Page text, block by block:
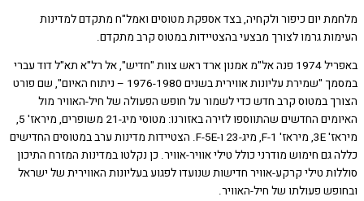
יום כיפור ולקחיה, בצד אספקת מטוסים ואמל"ח מתקדם למדינות
גרמו לצורך מבצעי בהצטיידות במטוס קרב מתקדם.
באפריל 1974 פנה אל"מ אמנון ארד ראש צוות "חדיש", אל רל"א תא"ל דוד עברי
במסמך "שמירת עליונות אווירית בשנים 1976-1980 – ניתוח האיום", שם פורט
במטוס קרב חדש כדי לשמור על חופש הפעולה של חיל-האוויר מול
האיומים החדשים שהתווספו לזירה באזורנו: מטוסי מיג-21 משופרים, מיראז' 5,
מיראז' 3E, מיראז' 1-F, מיג-23 ו-F-5E. הצטיידות מדינות ערב במטוסים החדישים
גם חימוש מודרני כולל טילי אוויר-אוויר. כן נקלטו במדינות המזרח התיכון
טילי קרקע-אוויר חדישות שנועדו לפגוע בעליונות האווירית של ישראל
פעולתו של חיל-האוויר.